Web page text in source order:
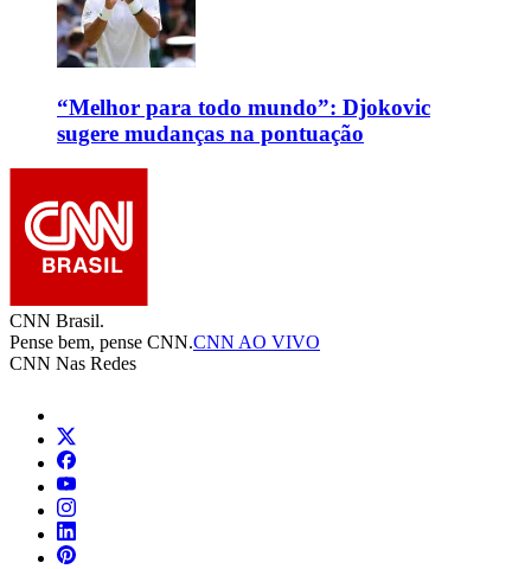
“Melhor para todo mundo”: Djokovic
sugere mudanças na pontuação
CNN Brasil.
Pense bem, pense CNN.CNN AO VIVO
CNN Nas Redes